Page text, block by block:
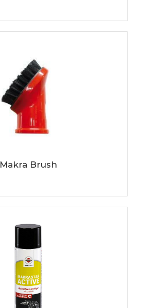
Makra Brush